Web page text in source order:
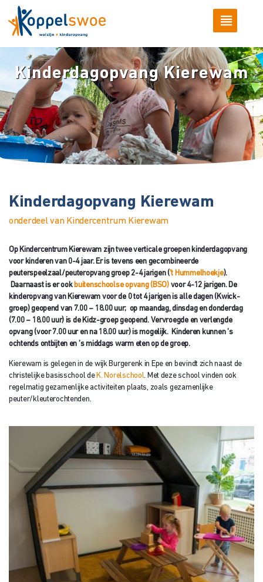
Kinderdagopvang Kierewam
Kinderdagopvang Kierewam
onderdeel van Kindercentrum Kierewam
Op Kindercentrum Kierewam zijn twee verticale groepen kinderdagopvang
voor kinderen van 0-4 jaar. Er is tevens een gecombineerde
peuterspeelzaal/peuteropvang groep 2-4 jarigen (’t Hummelhoekje).
Daarnaast is er ook buitenschoolse opvang (BSO)voor 4-12 jarigen. De
kinderopvang van Kierewam voor de 0 tot 4 jarigen is alle dagen (Kwick-
groep) geopend van 7.00 – 18.00 uur; op maandag, dinsdag en donderdag
(7.00 – 18.00 uur) is de Kidz-groep geopend. Vervroegde en verlengde
opvang (voor 7.00 uur en na 18.00 uur) is mogelijk. Kinderen kunnen ’s
ochtends ontbijten en ’s middags warm eten op de groep.
Kierewam is gelegen in de wijk Burgerenk in Epe en bevindt zich naast de
christelijke basisschool de K. Norelschool. Met deze school vinden ook
regelmatig gezamenlijke activiteiten plaats, zoals gezamenlijke
peuter/kleuterochtenden.